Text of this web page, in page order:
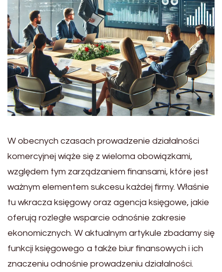
W obecnych czasach prowadzenie działalności
komercyjnej wiąże się z wieloma obowiązkami,
względem tym zarządzaniem finansami, które jest
ważnym elementem sukcesu każdej firmy. Właśnie
tu wkracza księgowy oraz agencja księgowe, jakie
oferują rozległe wsparcie odnośnie zakresie
ekonomicznych. W aktualnym artykule zbadamy się
funkcji księgowego a także biur finansowych i ich
znaczeniu odnośnie prowadzeniu działalności.